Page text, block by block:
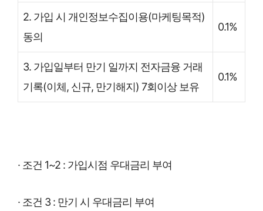
2. 가입 시 개인정보수집이용(마케팅목적)
동의
0.1%
3. 가입일부터 만기 일까지 전자금융 거래
기록(이체, 신규, 만기해지) 7회이상 보유
0.1%
· 조건 1~2 : 가입시점 우대금리 부여
· 조건 3 : 만기 시 우대금리 부여